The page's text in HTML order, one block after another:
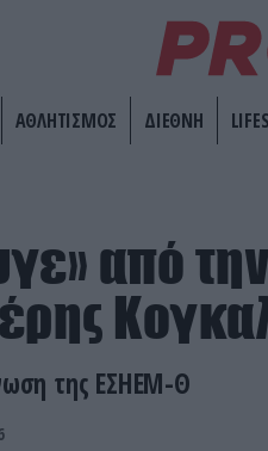
ΑΘΛΗΤΙΣΜΟΣ ΔΙΕΘΝΗ
από
της ΕΣΗΕΜ-Θ